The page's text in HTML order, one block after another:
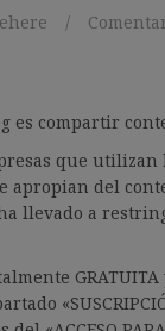
es compartir
que
apropian del
llevado a